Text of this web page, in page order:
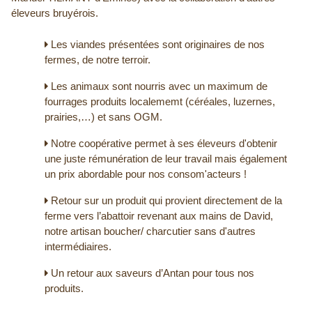
éleveurs bruyérois.
Les viandes présentées sont originaires de nos
fermes, de notre terroir.
Les animaux sont nourris avec un maximum de
fourrages produits localememt (céréales, luzernes,
prairies,…) et sans OGM.
Notre coopérative permet à ses éleveurs d'obtenir
une juste rémunération de leur travail mais également
un prix abordable pour nos consom'acteurs !
Retour sur un produit qui provient directement de la
ferme vers l’abattoir revenant aux mains de David,
notre artisan boucher/ charcutier sans d'autres
intermédiaires.
Un retour aux saveurs d’Antan pour tous nos
produits.